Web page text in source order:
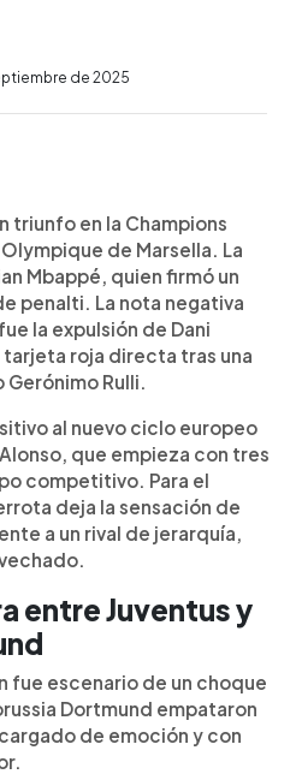
de 2025
arrancó con seis partidos
el Arsenal superó 0-
de Martinelli y
el Union Saint-Gilloise
triunfo 1-3 en su debut
Dortmund regalaron
En Madrid, el Real dio
2-1 al Marsella gracias
La gran campanada fue
2-3 al Benfica con gol
Finalmente, el
Villarreal en Londres.
triunfo en la Champions
de Marsella. La
Mbappé, quien firmó un
penalti. La nota negativa
la expulsión de Dani
roja directa tras una
Rulli.
al nuevo ciclo europeo
que empieza con tres
competitivo. Para el
deja la sensación de
a un rival de jerarquía,
entre Juventus y
fue escenario de un choque
Dortmund empataron
de emoción y con